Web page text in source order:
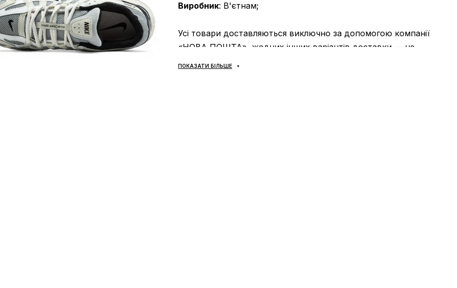
Виробник: В'єтнам;
Усі товари доставляються виключно за допомогою компанії
«НОВА ПОШТА», жодних інших варіантів доставки — не
ПОКАЗАТИ БІЛЬШЕ